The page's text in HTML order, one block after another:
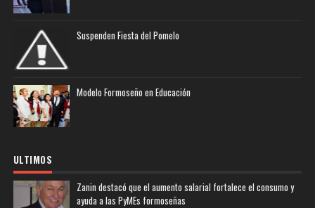
Suspenden Fiesta del Pomelo
Modelo Formoseño en Educación
ULTIMOS
Zanin destacó que el aumento salarial fortalece el consumo y
ayuda a las PyMEs formoseñas